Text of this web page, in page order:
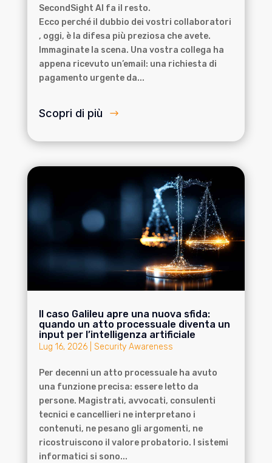
SecondSight AI fa il resto.
Ecco perché il dubbio dei vostri collaboratori
, oggi, è la difesa più preziosa che avete.
Immaginate la scena. Una vostra collega ha
appena ricevuto un’email: una richiesta di
pagamento urgente da...
Scopri di più
Il caso Galileu apre una nuova sfida:
quando un atto processuale diventa un
input per l’intelligenza artificiale
Lug 16, 2026| Security Awareness
Per decenni un atto processuale ha avuto
una funzione precisa: essere letto da
persone. Magistrati, avvocati, consulenti
tecnici e cancellieri ne interpretano i
contenuti, ne pesano gli argomenti, ne
ricostruiscono il valore probatorio. I sistemi
informatici si sono...